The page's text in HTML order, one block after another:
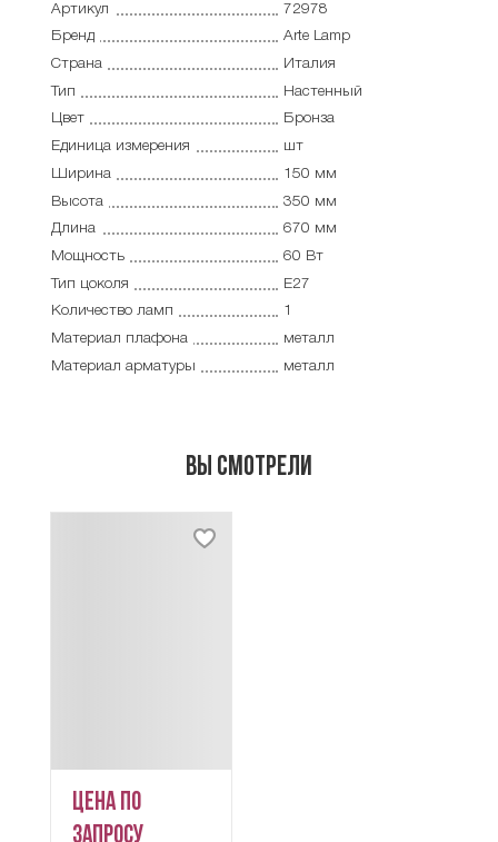
Артикул
72978
Бренд
Arte Lamp
Страна
Италия
Тип
Настенный
Цвет
Бронза
Единица измерения
шт
Ширина
150 мм
Высота
350 мм
Длина
670 мм
Мощность
60 Вт
Тип цоколя
E27
Количество ламп
1
Материал плафона
металл
Материал арматуры
металл
Вы смотрели
Цена по
запросу